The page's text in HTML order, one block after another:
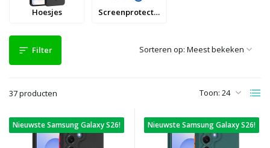
Hoesjes Screenprotectors
Filter
37 producten Toon:
Sorteren op:
Nieuwste Samsung Galaxy S26! Nieuwste Samsung Galaxy S26!